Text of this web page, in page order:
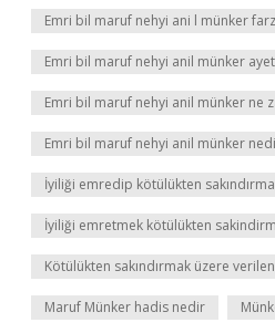
Emri bil maruf nehyi ani l münker farz
Emri bil maruf nehyi anil münker
Emri bil maruf nehyi anil münker ne
Emri bil maruf nehyi anil münker
İyiliği emredip kötülükten
İyiliği emretmek kötülükten
Kötülükten sakındırmak üzere
Maruf Münker hadis nedir